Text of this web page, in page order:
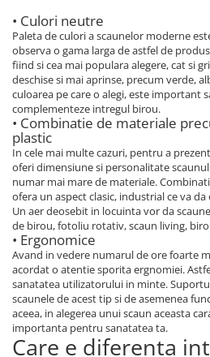
• Culori neutre
Paleta de culori a scaunelor moderne
observa o gama larga de astfel de
fiind si cea mai populara alegere, cat si
deschise si mai aprinse, precum verde,
culoarea pe care o alegi, este important
complementeze intregul birou.
• Combinatie de materiale
plastic
In cele mai multe cazuri, pentru a
oferi dimensiune si personalitate
numar mai mare de materiale.
ofera un aspect clasic, industrial ce va
Un aer deosebit in locuinta vor da
de birou, fotoliu rotativ, scaun living,
• Ergonomice
Avand in vedere numarul de ore foarte
acordat o atentie sporita ergnomiei.
sanatatea utilizatorului in minte.
scaunele de acest tip si de asemenea
aceea, in alegerea unui scaun aceasta
importanta pentru sanatatea ta.
Care e diferenta